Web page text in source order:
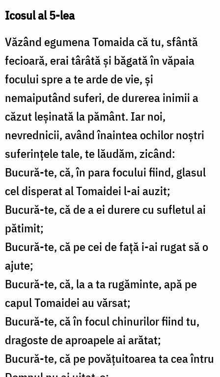
Icosul al 5-lea
Văzând egumena Tomaida că tu, sfântă
fecioară, erai târâtă şi băgată în văpaia
focului spre a te arde de vie, şi
nemaiputând suferi, de durerea inimii a
căzut leşinată la pământ. Iar noi,
nevrednicii, având înaintea ochilor noştri
suferinţele tale, te lăudăm, zicând:
Bucură-te, că, în para focului fiind, glasul
cel disperat al Tomaidei l-ai auzit;
Bucură-te, că de a ei durere cu sufletul ai
pătimit;
Bucură-te, că pe cei de faţă i-ai rugat să o
ajute;
Bucură-te, că, la a ta rugăminte, apă pe
capul Tomaidei au vărsat;
Bucură-te, că în focul chinurilor fiind tu,
dragoste de aproapele ai arătat;
Bucură-te, că pe povăţuitoarea ta cea întru